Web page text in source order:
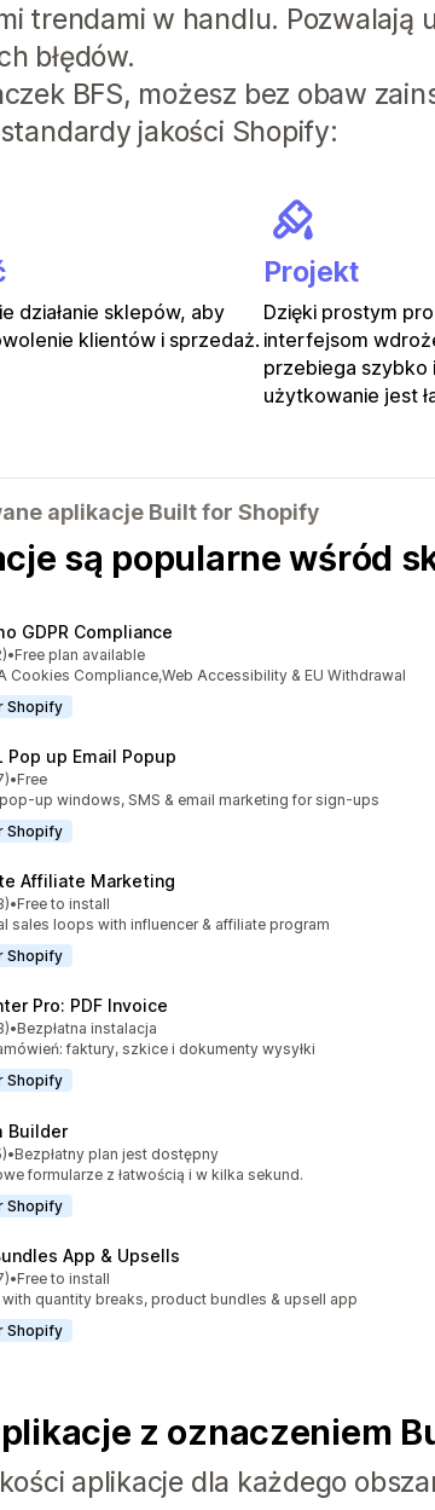
trendami w handlu.
błędów.
BFS, możesz bez obaw
jakości Shopify:
działanie sklepów, aby
klientów i sprzedaż.
Projekt
Dzięki prostym
interfejsom
przebiega szybko
użytkowanie jest
aplikacje Built for Shopify
są popularne wśród
GDPR Compliance
recenzji: 1872
•Free plan available
Cookies Compliance,Web Accessibility & EU Withdrawal
Shopify
Pop up Email Popup
recenzji: 7477
•Free
up windows, SMS & email marketing for sign-ups
Shopify
Affiliate Marketing
recenzji: 3593
•Free to install
sales loops with influencer & affiliate program
Shopify
Pro: PDF Invoice
recenzji: 2683
•Bezpłatna instalacja
faktury, szkice i dokumenty wysyłki
Shopify
Builder
recenzji: 1885
•Bezpłatny plan jest dostępny
formularze z łatwością i w kilka sekund.
Shopify
App & Upsells
recenzji: 5097
•Free to install
quantity breaks, product bundles & upsell app
Shopify
z oznaczeniem
aplikacje dla każdego